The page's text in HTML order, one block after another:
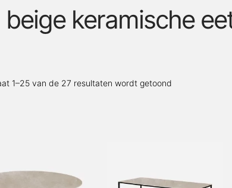
beige keramische
1–25 van de 27 resultaten wordt getoond